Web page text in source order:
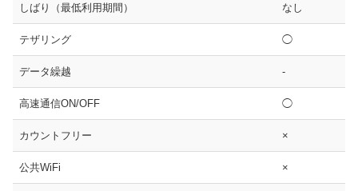
しばり（最低利用期間） なし
テザリング ◯
データ繰越 -
高速通信ON/OFF ◯
カウントフリー ×
公共WiFi ×